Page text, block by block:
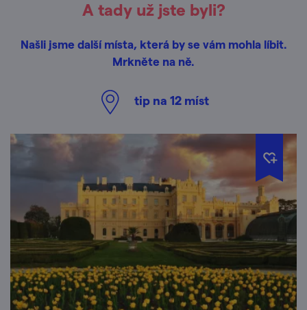
A tady už jste byli?
Našli jsme další místa, která by se vám mohla líbit.
Mrkněte na ně.
tip na 12 míst